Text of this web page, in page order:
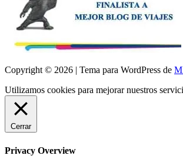
Copyright © 2026 | Tema para WordPress de
Utilizamos cookies para mejorar nuestros
Cerrar
Privacy Overview